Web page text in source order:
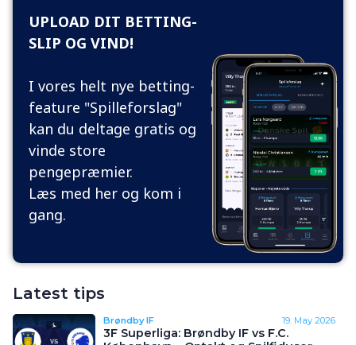
UPLOAD DIT BETTING-
SLIP OG VIND!
I vores helt nye betting-
feature "Spilleforslag"
kan du deltage gratis og
vinde store
pengepræmier.
Læs med her og kom i
gang.
Latest tips
Brøndby IF 19. May 2026
3F Superliga: Brøndby IF vs F.C.